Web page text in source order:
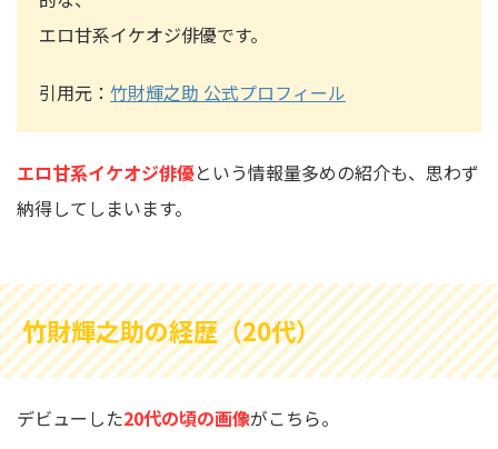
エロ甘系イケオジ俳優です。
引用元： 竹財輝之助 公式プロフィール
エロ甘系イケオジ俳優という情報量多めの紹介も、思わず
納得してしまいます。
竹財輝之助の経歴（20代）
デビューした20代の頃の画像がこちら。